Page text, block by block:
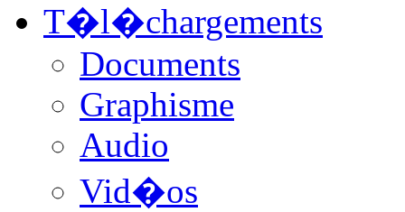
T�l�chargements
Documents
Graphisme
Audio
Vid�os